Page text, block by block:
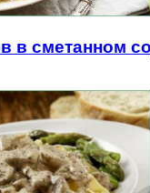
в сметанном